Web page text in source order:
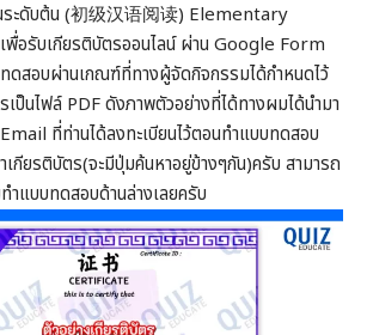
ระดับต้น (初级汉语阅读) Elementary
อรับเกียรติบัตรออนไลน์ ผ่าน Google Form
ดสอบผ่านเกณฑ์ที่ทางผู้จัดกิจกรรมได้กำหนดไว้
เป็นไฟล์ PDF ดังภาพตัวอย่างที่ได้ทางผมได้นำมา
ที่ท่านได้ลงทะเบียนไว้ตอนทำแบบทดสอบ
ยรติบัตร(จะมีปุ่มค้นหาอยู่ข้างๆกัน)ครับ สามารถ
แบบทดสอบด้านล่างเลยครับ